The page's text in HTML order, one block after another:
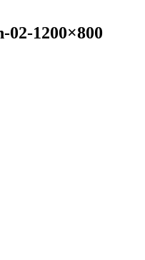
02-1200×800